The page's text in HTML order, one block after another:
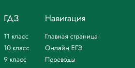
ГДЗ
11 класс
10 класс
9 класс
Навигация
Главная страница
Онлайн ЕГЭ
Переводы